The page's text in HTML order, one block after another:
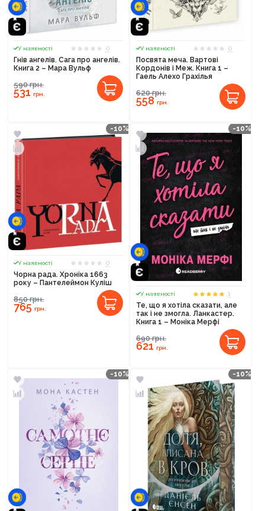
У наявності
0
Гнів ангелів. Сага про ангелів.
Книга 2 – Мара Вульф
590грн.
531грн.
У наявності
0
Посвята меча. Вартові
Кордонів і Меж. Книга 1 –
Гаель Алехо Грахілья
620грн.
558грн.
-10%
У наявності
0
Чорна рада. Хроніка 1663
року – Пантелеймон Куліш
850грн.
765грн.
-10%
У наявності
1
Те, що я хотіла сказати, але
так і не змогла. Ланкастер.
Книга 1 – Моніка Мерфі
690грн.
621грн.
-10% -10%